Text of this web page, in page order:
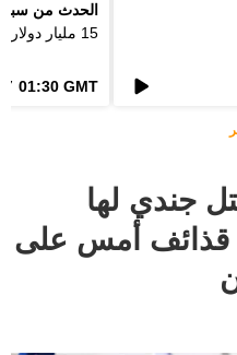
الحدث من
15 مليار دولار... كيف ستعالج اوروبا فاتورة الحرائق؟
01:30 GMT
57
جندي لها
قذائف أمس على